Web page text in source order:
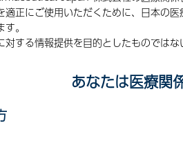
同 小児科学講座 教授
児科 医長
パリンジック治療の実例から～」
正にご使用いただくために、日本の
。
する情報提供を目的としたものではな
あなたは医療関